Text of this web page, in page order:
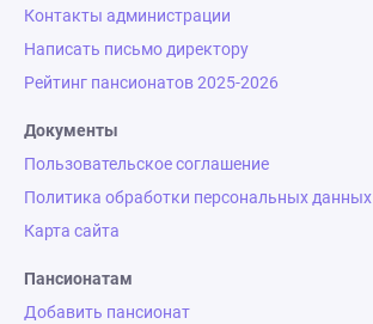
Контакты администрации
Написать письмо директору
Рейтинг пансионатов 2025-2026
Документы
Пользовательское соглашение
Политика обработки персональных данных
Карта сайта
Пансионатам
Добавить пансионат